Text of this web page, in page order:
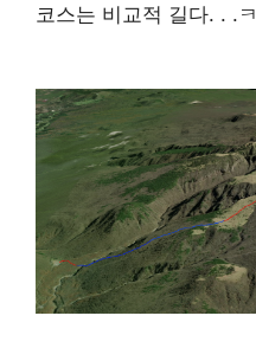
코스는 비교적 길다. . .ㅋ